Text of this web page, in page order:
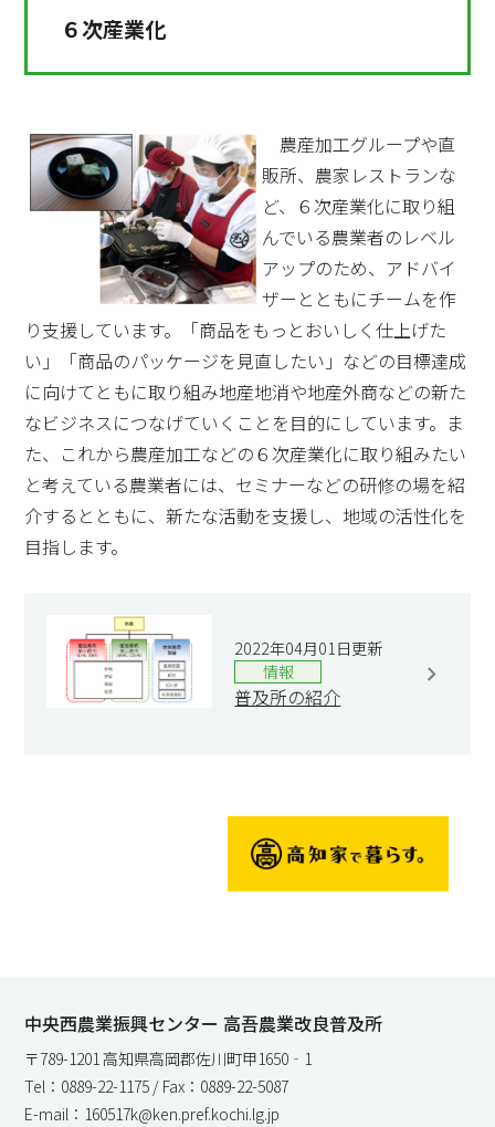
６次産業化
農産加工グループや直
販所、農家レストランな
ど、６次産業化に取り組
んでいる農業者のレベル
アップのため、アドバイ
ザーとともにチームを作
り支援しています。「商品をもっとおいしく仕上げた
い」「商品のパッケージを見直したい」などの目標達成
に向けてともに取り組み地産地消や地産外商などの新た
なビジネスにつなげていくことを目的にしています。ま
た、これから農産加工などの６次産業化に取り組みたい
と考えている農業者には、セミナーなどの研修の場を紹
介するとともに、新たな活動を支援し、地域の活性化を
目指します。
2022年04月01日更新
情報
普及所の紹介
中央西農業振興センター 高吾農業改良普及所
〒789-1201 高知県高岡郡佐川町甲1650‐1
Tel：0889-22-1175 / Fax：0889-22-5087
E-mail：160517k@ken.pref.kochi.lg.jp